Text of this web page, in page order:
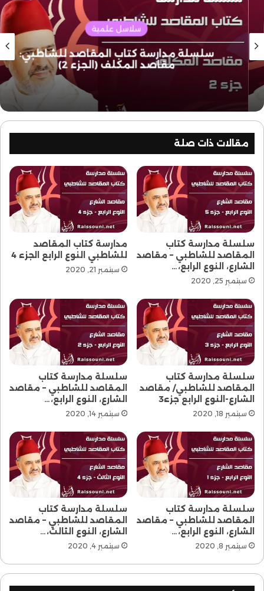
سلاسل علمية
سلسلة مدارسة كتاب المقاصد للشاطبي:
مقاصد المكلف (الجزء 2)
مقالات ذات صلة
سلسلة مدارسة كتاب
المقاصد للشاطبي – مقاصد
الشارع، النوع الرابع،…
سبتمبر 25, 2020
مدارسة كتاب المقاصد
للشاطبي النوع الرابع الجزء 4
سبتمبر 21, 2020
سلسلة مدارسة كتاب
المقاصد للشاطبي/ مقاصد
الشارع-النوع الرابع جزء3
سبتمبر 18, 2020
سلسلة مدارسة كتاب
المقاصد للشاطبي – مقاصد
الشارع، النوع الرابع،…
سبتمبر 14, 2020
سلسلة مدارسة كتاب
المقاصد للشاطبي – مقاصد
الشارع، النوع الرابع،…
سبتمبر 8, 2020
سلسلة مدارسة كتاب
المقاصد للشاطبي – مقاصد
الشارع، النوع الثالث،…
سبتمبر 4, 2020